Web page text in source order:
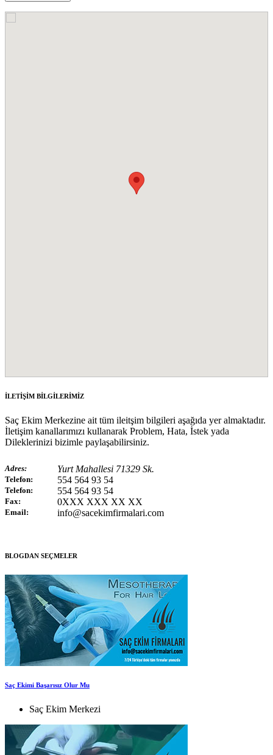
İLETİŞİM BİLGİLERİMİZ
Saç Ekim Merkezine ait tüm ileitşim bilgileri aşağıda yer almaktadır.
İletişim kanallarımızı kullanarak Problem, Hata, İstek yada
Dileklerinizi bizimle paylaşabilirsiniz.
Adres: Yurt Mahallesi 71329 Sk.
Telefon: 554 564 93 54
Telefon: 554 564 93 54
Fax: 0XXX XXX XX XX
Email: info@sacekimfirmalari.com
BLOGDAN SEÇMELER
Saç Ekimi Başarısız Olur Mu
Saç Ekim Merkezi